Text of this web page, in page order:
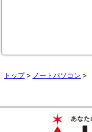
トップ> ノートパソコン >